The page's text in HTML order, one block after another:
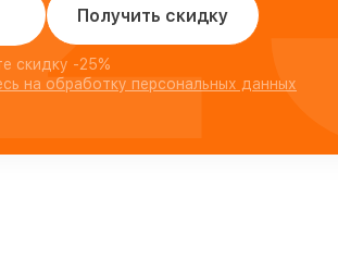
Получить скидку
скидку -25%
на обработку персональных данных